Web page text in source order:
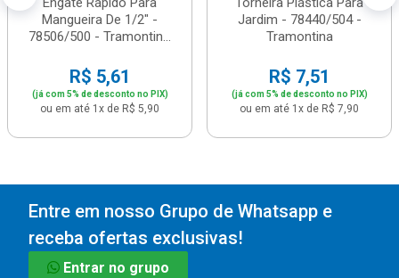
Mangueira De 1/2" -
78506/500 - Tramontin...
R$ 5,61
(já com 5% de desconto no PIX)
ou em até 1x de R$ 5,90
Jardim - 78440/504 -
Tramontina
R$ 7,51
(já com 5% de desconto no PIX)
ou em até 1x de R$ 7,90
Entre em nosso Grupo de Whatsapp e
receba ofertas exclusivas!
Entrar no grupo